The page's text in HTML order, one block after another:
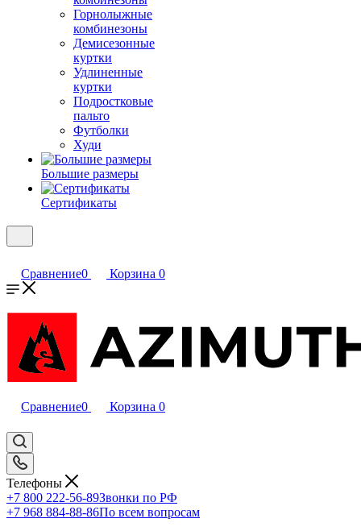
Горнолыжные
комбинезоны
Демисезонные
куртки
Удлиненные
куртки
Подростковые
пальто
Футболки
Худи
Большие размеры
Сертификаты
Сравнение0 Корзина 0
Сравнение0 Корзина 0
Телефоны
+7 800 222-56-89Звонки по РФ
+7 968 884-88-86По всем вопросам